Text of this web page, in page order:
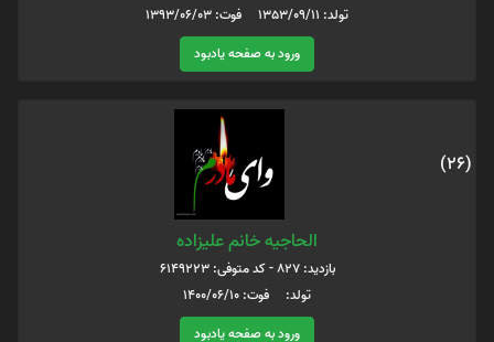
تولد: 1353/09/11 فوت: 1393/06/03
ورود به صفحه یادبود
(26)
الحاجیه خانم علیزاده
بازدید: 827 - کد متوفی: 6149223
تولد: فوت: 1400/06/10
ورود به صفحه یادبود